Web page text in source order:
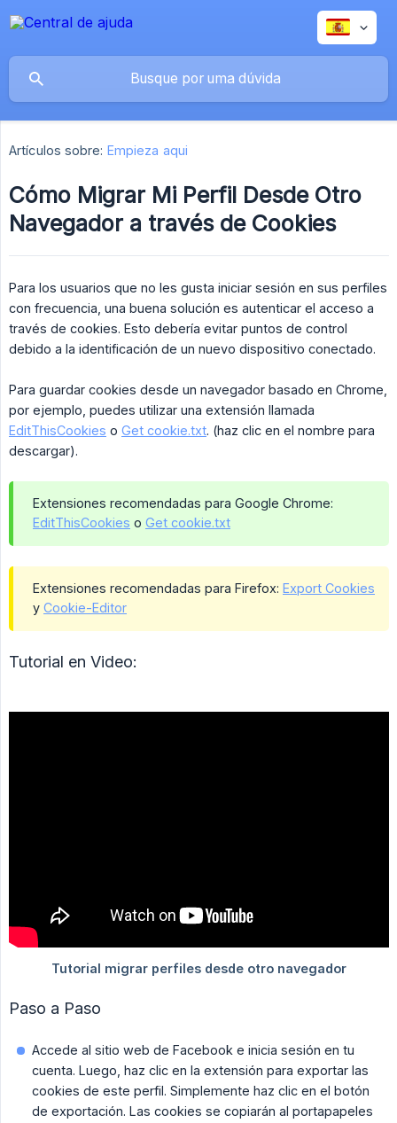
Artículos sobre: Empieza aqui
Cómo Migrar Mi Perfil Desde Otro
Navegador a través de Cookies
Para los usuarios que no les gusta iniciar sesión en sus perfiles
con frecuencia, una buena solución es autenticar el acceso a
través de cookies. Esto debería evitar puntos de control
debido a la identificación de un nuevo dispositivo conectado.
Para guardar cookies desde un navegador basado en Chrome,
por ejemplo, puedes utilizar una extensión llamada
EditThisCookies o Get cookie.txt. (haz clic en el nombre para
descargar).
Extensiones recomendadas para Google Chrome:
EditThisCookies o Get cookie.txt
Extensiones recomendadas para Firefox: Export Cookies
y Cookie-Editor
Tutorial en Video:
Paso a Paso
Accede al sitio web de Facebook e inicia sesión en tu
cuenta. Luego, haz clic en la extensión para exportar las
cookies de este perfil. Simplemente haz clic en el botón
de exportación. Las cookies se copiarán al portapapeles